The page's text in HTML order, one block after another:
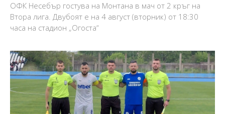
ОФК Несебър гостува на Монтана в мач от 2 кръг на
Втора лига. Двубоят е на 4 август (вторник) от 18:30
часа на стадион „Огоста“